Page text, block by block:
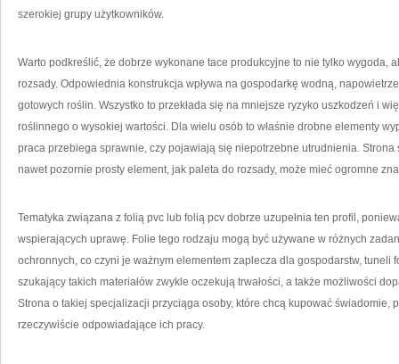
szerokiej grupy użytkowników.
Warto podkreślić, że dobrze wykonane tace produkcyjne to nie tylko wygoda,
rozsady. Odpowiednia konstrukcja wpływa na gospodarkę wodną,
gotowych roślin. Wszystko to przekłada się na mniejsze ryzyko uszkodzeń i
roślinnego o wysokiej wartości. Dla wielu osób to właśnie drobne elementy
praca przebiega sprawnie, czy pojawiają się niepotrzebne utrudnienia.
nawet pozornie prosty element, jak paleta do rozsady, może mieć ogromne
Tematyka związana z folią pvc lub folią pcv dobrze uzupełnia ten profil,
wspierających uprawę. Folie tego rodzaju mogą być używane w różnych
ochronnych, co czyni je ważnym elementem zaplecza dla gospodarstw, tuneli
szukający takich materiałów zwykle oczekują trwałości, a także możliwości
Strona o takiej specjalizacji przyciąga osoby, które chcą kupować świadomie,
rzeczywiście odpowiadające ich pracy.